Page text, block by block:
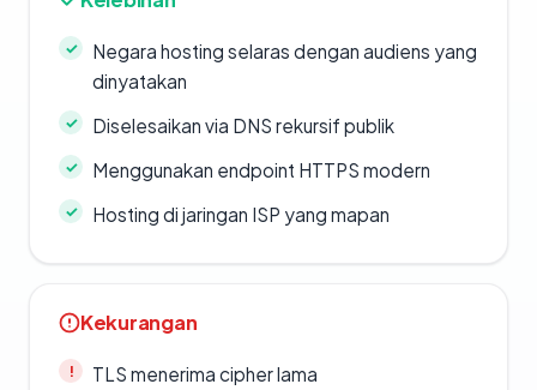
Negara hosting selaras dengan audiens yang
dinyatakan
Diselesaikan via DNS rekursif publik
Menggunakan endpoint HTTPS modern
Hosting di jaringan ISP yang mapan
Kekurangan
TLS menerima cipher lama